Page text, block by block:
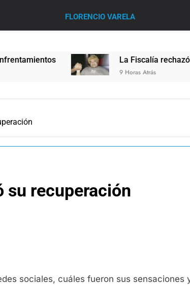
FLORENCIO VARELA
La Fiscalía rechazó el
9 Horas Atrás
su recuperación
sociales, cuáles fueron sus